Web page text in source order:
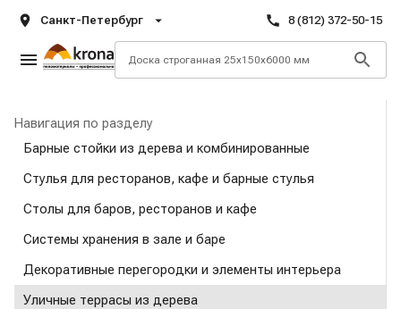
Санкт-Петербург 8 (812) 372-50-15
Навигация по разделу
Барные стойки из дерева и комбинированные
Стулья для ресторанов, кафе и барные стулья
Столы для баров, ресторанов и кафе
Системы хранения в зале и баре
Декоративные перегородки и элементы интерьера
Уличные террасы из дерева